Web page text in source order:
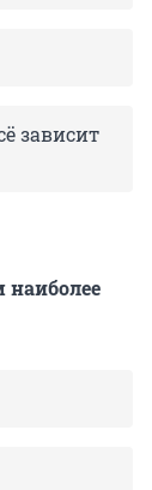
зависит